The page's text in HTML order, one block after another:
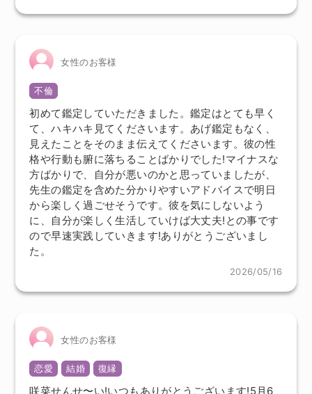
女性のお客様
不倫
初めて鑑定していただきました。鑑定はとても早く
て、ハキハキ見てくださいます。あげ鑑定もなく、
見えたことをそのまま伝えてくださいます。彼の性
格や行動も腑に落ちることばかりでした!マイナスな
方ばかりで、自分が悪いのかと思っていましたが、
先生の鑑定を含めた分かりやすいアドバイスで明日
から楽しく過ごせそうです。彼を気にしないよう
に、自分が楽しく生活していけば大丈夫!との事です
ので早速実践していきます!ありがとうございまし
た。
2026/05/16
女性のお客様
恋愛 結婚 復縁
咲菜せんせ〜い!いつもありがとうございます!5月6